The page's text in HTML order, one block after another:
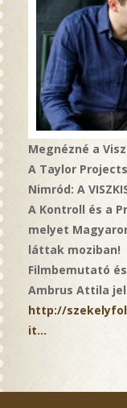
Megnézné a
A Taylor
Nimród: A
A Kontroll és a
melyet
láttak moziban!
Filmbemutató
Ambrus Attila
http://
it...